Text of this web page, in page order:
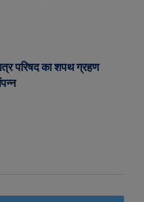
परिषद का शपथ ग्रहण